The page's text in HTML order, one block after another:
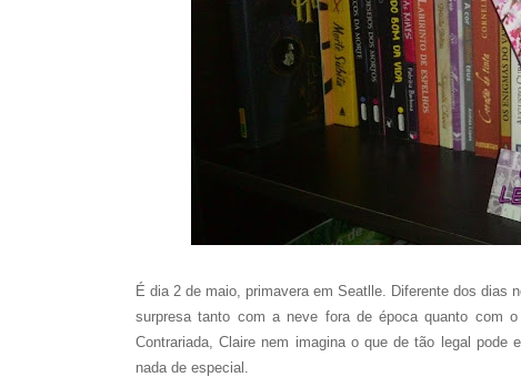
É dia 2 de maio, primavera em Seatlle. Diferente dos dias
surpresa tanto com a neve fora de época quanto com
Contrariada, Claire nem imagina o que de tão legal
nada de especial.